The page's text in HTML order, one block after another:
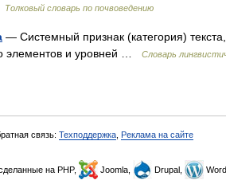
Толковый словарь по почвоведению
— Системный признак (категория)
элементов и уровней …
Словарь
связь: Техподдержка Реклама на сайте
сделанные на PHP, Joomla, Drupal,